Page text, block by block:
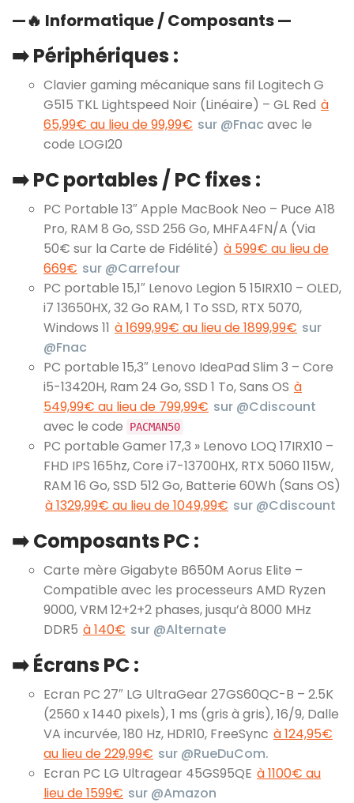
—🔥 Informatique / Composants —
➡️ Périphériques :
Clavier gaming mécanique sans fil Logitech G
G515 TKL Lightspeed Noir (Linéaire) – GL Red à
65,99€ au lieu de 99,99€ sur @Fnac avec le
code LOGI20
➡️ PC portables / PC fixes :
PC Portable 13″ Apple MacBook Neo – Puce A18
Pro, RAM 8 Go, SSD 256 Go, MHFA4FN/A (Via
50€ sur la Carte de Fidélité) à 599€ au lieu de
669€ sur @Carrefour
PC portable 15,1″ Lenovo Legion 5 15IRX10 – OLED,
i7 13650HX, 32 Go RAM, 1 To SSD, RTX 5070,
Windows 11 à 1699,99€ au lieu de 1899,99€ sur
@Fnac
PC portable 15,3″ Lenovo IdeaPad Slim 3 – Core
i5-13420H, Ram 24 Go, SSD 1 To, Sans OS à
549,99€ au lieu de 799,99€ sur @Cdiscount
avec le code
PACMAN50
PC portable Gamer 17,3 » Lenovo LOQ 17IRX10 –
FHD IPS 165hz, Core i7-13700HX, RTX 5060 115W,
RAM 16 Go, SSD 512 Go, Batterie 60Wh (Sans OS)
à 1329,99€ au lieu de 1049,99€ sur @Cdiscount
➡️ Composants PC :
Carte mère Gigabyte B650M Aorus Elite –
Compatible avec les processeurs AMD Ryzen
9000, VRM 12+2+2 phases, jusqu’à 8000 MHz
DDR5 à 140€ sur @Alternate
➡️Écrans PC :
Ecran PC 27″ LG UltraGear 27GS60QC-B – 2.5K
(2560 x 1440 pixels), 1 ms (gris à gris), 16/9, Dalle
VA incurvée, 180 Hz, HDR10, FreeSync à 124,95€
au lieu de 229,99€ sur @RueDuCom.
Ecran PC LG Ultragear 45GS95QE à 1100€ au
lieu de 1599€ sur @Amazon